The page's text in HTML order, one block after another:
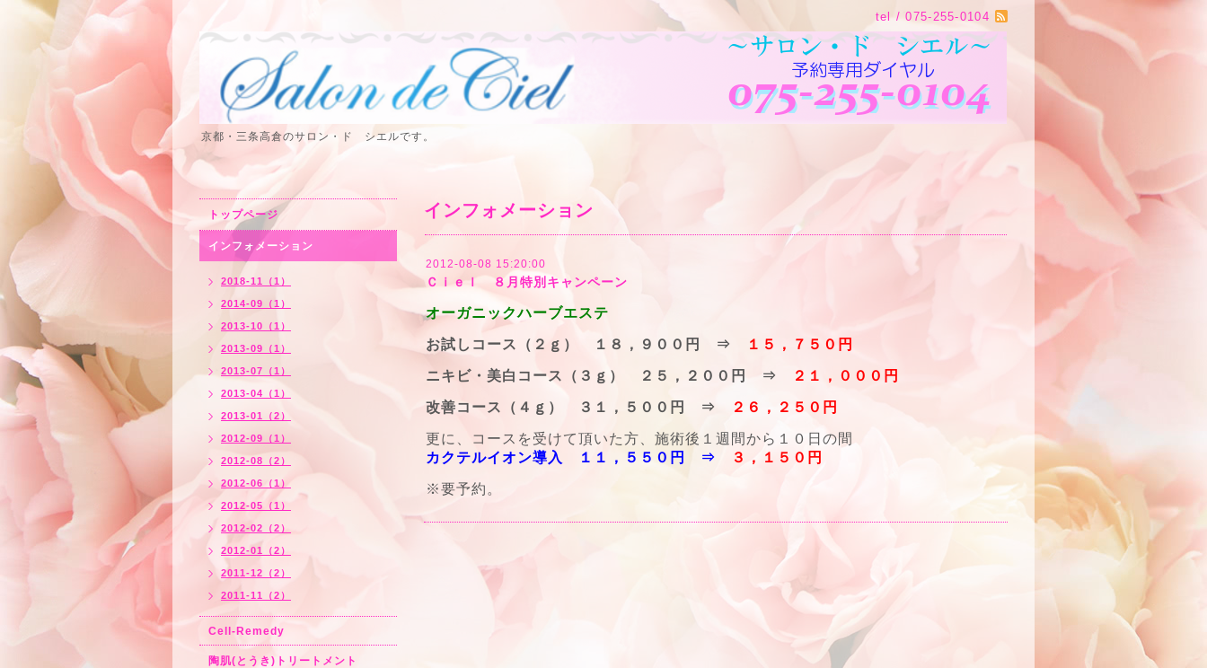
tel / 075-255-0104
京都・三条高倉のサロン・ド シエルです。
インフォメーション
2012-08-08 15:20:00
Ｃｉｅｌ ８月特別キャンペーン
オーガニックハーブエステ
お試しコース（２ｇ） １８，９００円 ⇒ １５，７５０円
ニキビ・美白コース（３ｇ） ２５，２００円 ⇒ ２１，０００円
改善コース（４ｇ） ３１，５００円 ⇒ ２６，２５０円
更に、コースを受けて頂いた方、施術後１週間から１０日の間
カクテルイオン導入 １１，５５０円 ⇒
３，１５０円
※要予約。
トップページ
インフォメーション
2018-11（1）
2014-09（1）
2013-10（1）
2013-09（1）
2013-07（1）
2013-04（1）
2013-01（2）
2012-09（1）
2012-08（2）
2012-06（1）
2012-05（1）
2012-02（2）
2012-01（2）
2011-12（2）
2011-11（2）
Cell-Remedy
陶肌(とうき)トリートメント